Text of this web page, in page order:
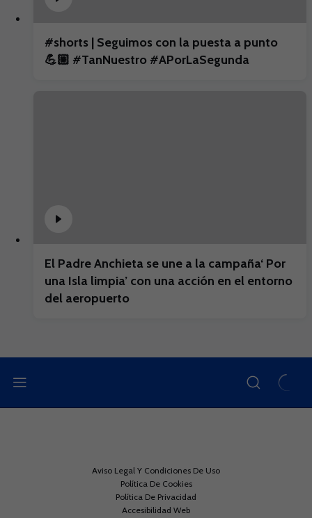
#shorts | Seguimos con la puesta a punto
💪🏼 #TanNuestro #APorLaSegunda
El Padre Anchieta se une a la campaña‘ Por
una Isla limpia’ con una acción en el entorno
del aeropuerto
Aviso Legal Y Condiciones De Uso
Política De Cookies
Política De Privacidad
Accesibilidad Web